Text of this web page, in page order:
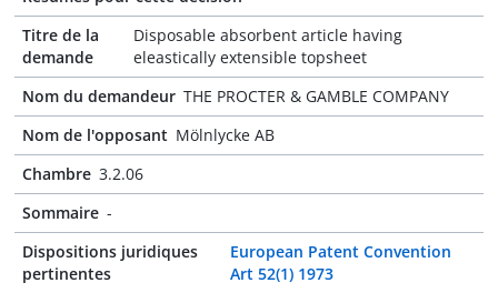
Titre de la
demande
Disposable absorbent article having
eleastically extensible topsheet
Nom du demandeur THE PROCTER & GAMBLE COMPANY
Nom de l'opposant Mölnlycke AB
Chambre 3.2.06
Sommaire -
Dispositions juridiques
pertinentes
European Patent Convention
Art 52(1) 1973